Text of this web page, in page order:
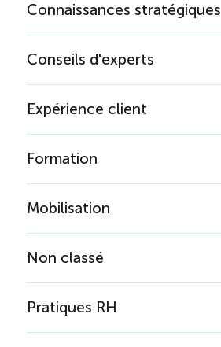
Connaissances stratégiques
Conseils d'experts
Expérience client
Formation
Mobilisation
Non classé
Pratiques RH